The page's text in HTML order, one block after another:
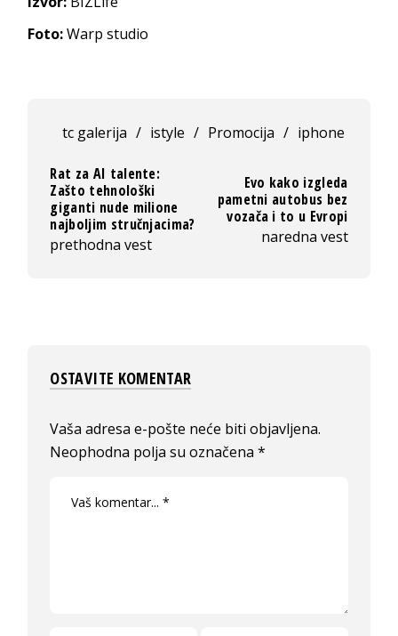
Foto:Warp studio
tc galerija / istyle / Promocija / iphone
Rat za AI talente:
Zašto tehnološki
giganti nude milione
najboljim stručnjacima?
prethodna vest
Evo kako izgleda
pametni autobus bez
vozača i to u Evropi
naredna vest
OSTAVITE KOMENTAR
Vaša adresa e-pošte neće biti objavljena.
Neophodna polja su označena*